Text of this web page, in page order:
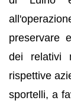
preservare
dei relativi
rispettive
sportelli, a